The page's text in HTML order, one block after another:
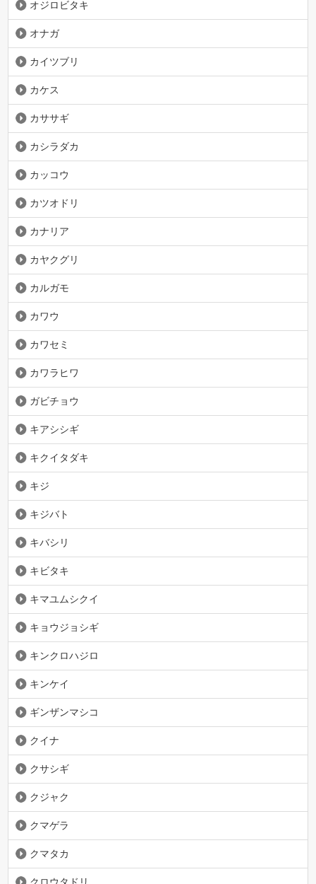
オジロビタキ
オナガ
カイツブリ
カケス
カササギ
カシラダカ
カッコウ
カツオドリ
カナリア
カヤクグリ
カルガモ
カワウ
カワセミ
カワラヒワ
ガビチョウ
キアシシギ
キクイタダキ
キジ
キジバト
キバシリ
キビタキ
キマユムシクイ
キョウジョシギ
キンクロハジロ
キンケイ
ギンザンマシコ
クイナ
クサシギ
クジャク
クマゲラ
クマタカ